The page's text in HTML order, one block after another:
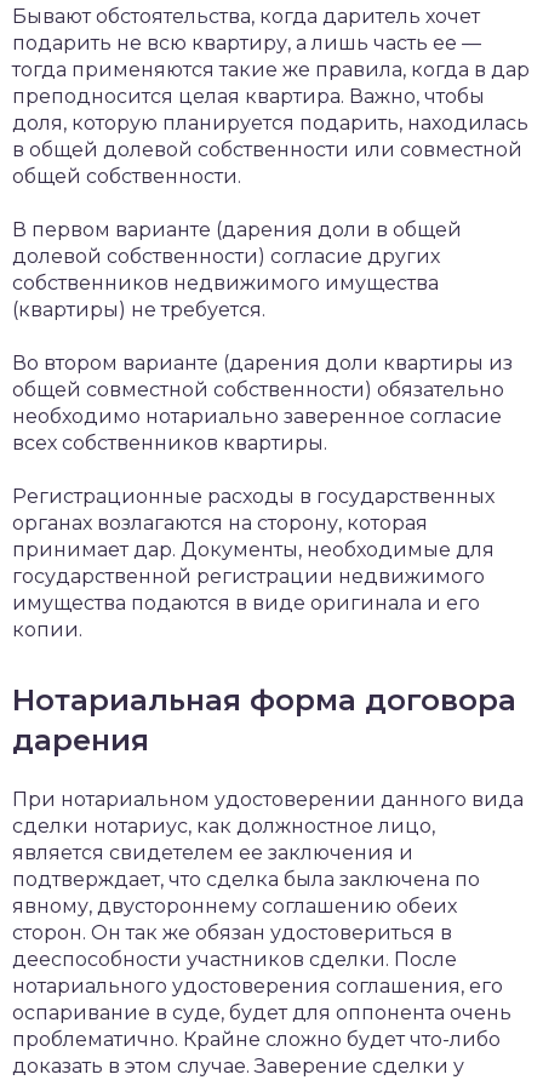
Бывают обстоятельства, когда даритель хочет
подарить не всю квартиру, а лишь часть ее —
тогда применяются такие же правила, когда в дар
преподносится целая квартира. Важно, чтобы
доля, которую планируется подарить, находилась
в общей долевой собственности или совместной
общей собственности.
В первом варианте (дарения доли в общей
долевой собственности) согласие других
собственников недвижимого имущества
(квартиры) не требуется.
Во втором варианте (дарения доли квартиры из
общей совместной собственности) обязательно
необходимо нотариально заверенное согласие
всех собственников квартиры.
Регистрационные расходы в государственных
органах возлагаются на сторону, которая
принимает дар. Документы, необходимые для
государственной регистрации недвижимого
имущества подаются в виде оригинала и его
копии.
Нотариальная форма договора
дарения
При нотариальном удостоверении данного вида
сделки нотариус, как должностное лицо,
является свидетелем ее заключения и
подтверждает, что сделка была заключена по
явному, двустороннему соглашению обеих
сторон. Он так же обязан удостовериться в
дееспособности участников сделки. После
нотариального удостоверения соглашения, его
оспаривание в суде, будет для оппонента очень
проблематично. Крайне сложно будет что-либо
доказать в этом случае. Заверение сделки у